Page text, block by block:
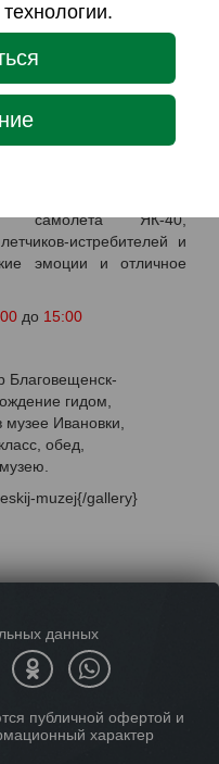
современную
в мастер-классе
Ивановки.
ребят ждет вкусный и
обед. После обеда
музей, где под
самолета ЯК-40,
истребителей и
эмоции и отличное
до 15:00
Благовещенск-
гидом,
музее Ивановки,
класс, обед,
muzej{/gallery}
данных
публичной офертой и
характер